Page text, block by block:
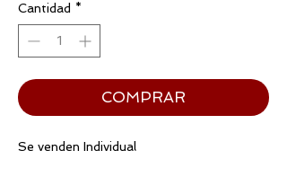
Cantidad *
COMPRAR
Se venden Individual